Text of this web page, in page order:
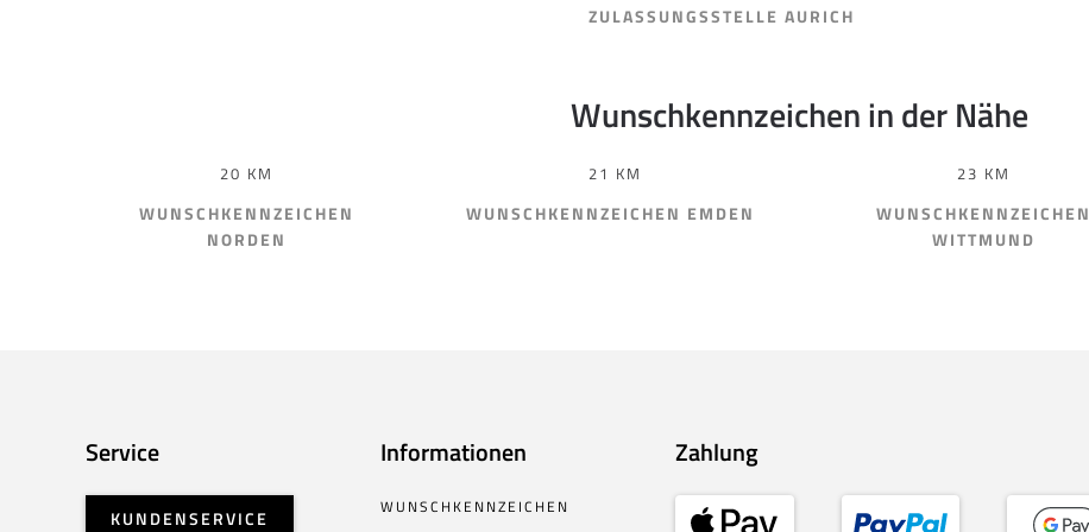
ZULASSUNGSSTELLE AURICH
Wunschkennzeichen in der Nähe
20 KM
WUNSCHKENNZEICHEN
NORDEN
21 KM
WUNSCHKENNZEICHEN EMDEN
23 KM
WUNSCHKENNZEICHEN
WITTMUND
Service
KUNDENSERVICE
Informationen
WUNSCHKENNZEICHEN
Zahlung